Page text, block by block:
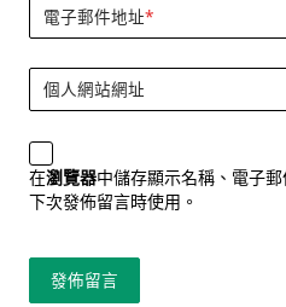
電子郵件地址*
個人網站網址
在瀏覽器中儲存顯示名稱、電子
下次發佈留言時使用。